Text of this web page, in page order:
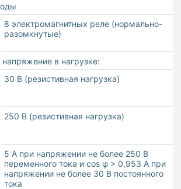
8 электромагнитных реле (нормально-
разомкнутые)
в нагрузке:
30 В (резистивная нагрузка)
250 В (резистивная нагрузка)
5 А при напряжении не более 250 В
переменного тока и cos φ > 0,953 А при
напряжении не более 30 В постоянного
тока